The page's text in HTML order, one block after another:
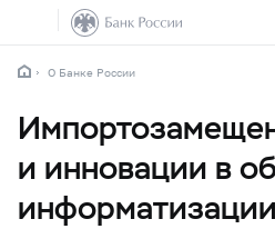
О Банке России
и инновации в
информатизации